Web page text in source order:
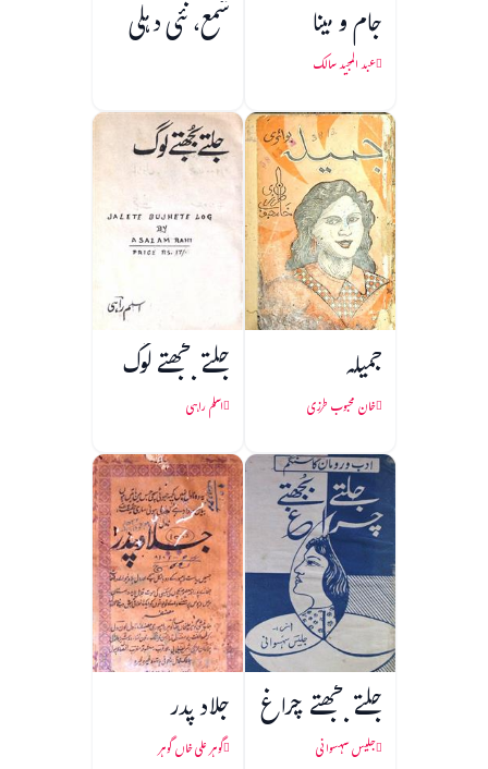
جام و مینا
عبد المجید سالک
شمع، نئی دہلی
جمیلہ
خان محبوب طرزی
جلتے بجھتے لوگ
اسلم راہی
جلتے بجھتے چراغ
جلیس سہسوانی
جلاد پدر
گوہر علی خاں گوہر